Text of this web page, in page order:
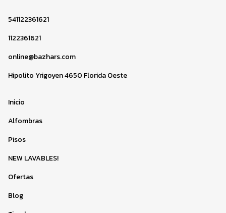
541122361621
1122361621
online@bazhars.com
Hipolito Yrigoyen 4650 Florida Oeste
Inicio
Alfombras
Pisos
NEW LAVABLES!
Ofertas
Blog